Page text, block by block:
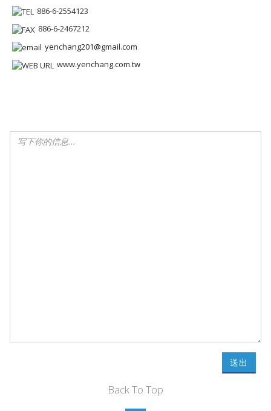
886-6-2554123
886-6-2467212
yenchang201@gmail.com
www.yenchang.com.tw
送出
Back To Top